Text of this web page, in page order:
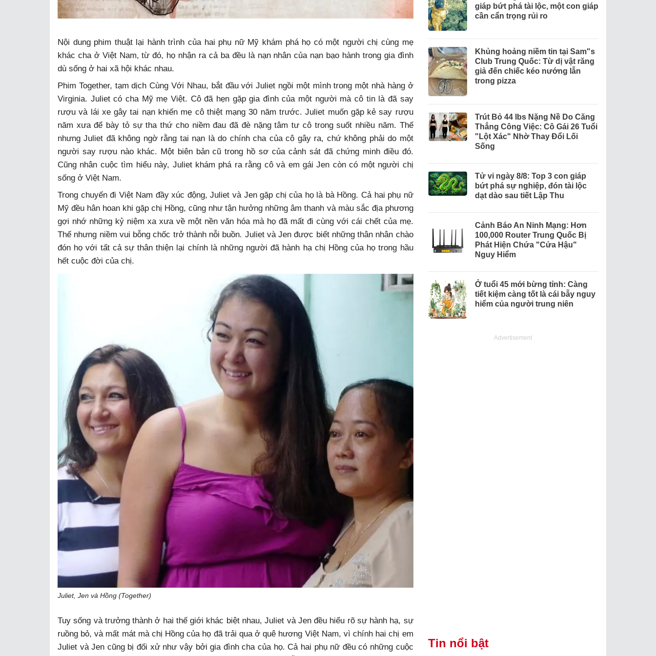
Nội dung phim thuật lại hành trình của hai phụ nữ Mỹ khám phá họ có một người chị cùng mẹ
khác cha ở Việt Nam, từ đó, họ nhận ra cả ba đều là nạn nhân của nạn bạo hành trong gia đình
dù sống ở hai xã hội khác nhau.
Phim Together, tạm dịch Cùng Với Nhau, bắt đầu với Juliet ngồi một mình trong một nhà hàng ở
Virginia. Juliet có cha Mỹ mẹ Việt. Cô đã hẹn gặp gia đình của một người mà cô tin là đã say
rượu và lái xe gây tai nạn khiến mẹ cô thiệt mạng 30 năm trước. Juliet muốn gặp kẻ say rượu
năm xưa để bày tỏ sự tha thứ cho niềm đau đã đè nặng tâm tư cô trong suốt nhiều năm. Thế
nhưng Juliet đã không ngờ rằng tai nạn là do chính cha của cô gây ra, chứ không phải do một
người say rượu nào khác. Một biên bản cũ trong hồ sơ của cảnh sát đã chứng minh điều đó.
Cũng nhân cuộc tìm hiểu này, Juliet khám phá ra rằng cô và em gái Jen còn có một người chị
sống ở Việt Nam.
Trong chuyến đi Việt Nam đầy xúc động, Juliet và Jen gặp chị của họ là bà Hồng. Cả hai phụ nữ
Mỹ đều hân hoan khi gặp chị Hồng, cũng như tận hưởng những âm thanh và màu sắc địa phương
gợi nhớ những kỷ niệm xa xưa về một nền văn hóa mà họ đã mất đi cùng với cái chết của mẹ.
Thế nhưng niềm vui bỗng chốc trở thành nỗi buồn. Juliet và Jen được biết những thân nhân chào
đón họ với tất cả sự thân thiện lại chính là những người đã hành hạ chị Hồng của họ trong hầu
hết cuộc đời của chị.
Juliet, Jen và Hồng (Together)
Tuy sống và trưởng thành ở hai thế giới khác biệt nhau, Juliet và Jen đều hiểu rõ sự hành hạ, sự
ruồng bỏ, và mất mát mà chị Hồng của họ đã trải qua ở quê hương Việt Nam, vì chính hai chị em
Juliet và Jen cũng bị đối xử như vậy bởi gia đình cha của họ. Cả hai phụ nữ đều có những cuộc
giáp bứt phá tài lộc, một con giáp
cần cẩn trọng rủi ro
Khủng hoảng niềm tin tại Sam"s
Club Trung Quốc: Từ dị vật răng
giả đến chiếc kéo nướng lẫn
trong pizza
Trút Bỏ 44 lbs Nặng Nề Do Căng
Thẳng Công Việc: Cô Gái 26 Tuổi
"Lột Xác" Nhờ Thay Đổi Lối
Sống
Tử vi ngày 8/8: Top 3 con giáp
bứt phá sự nghiệp, đón tài lộc
dạt dào sau tiết Lập Thu
Cảnh Báo An Ninh Mạng: Hơn
100,000 Router Trung Quốc Bị
Phát Hiện Chứa "Cửa Hậu"
Nguy Hiểm
Ở tuổi 45 mới bừng tỉnh: Càng
tiết kiệm càng tốt là cái bẫy nguy
hiểm của người trung niên
Advertisement
Tin nổi bật